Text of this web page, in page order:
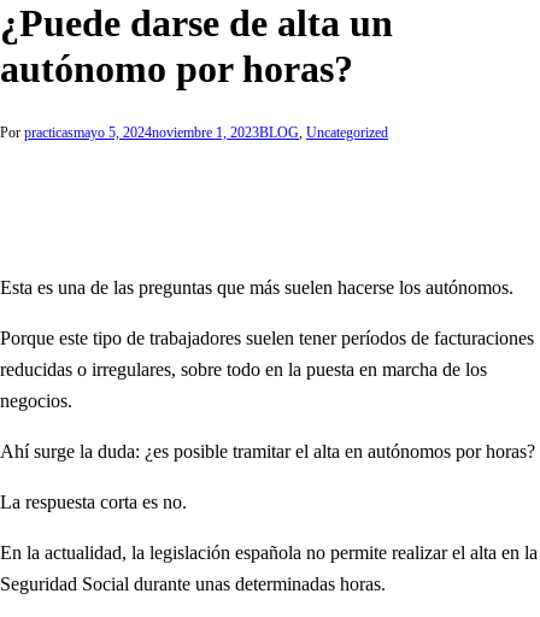
¿Puede darse de alta un
autónomo por horas?
Por practicasmayo 5, 2024noviembre 1, 2023BLOG, Uncategorized
Esta es una de las preguntas que más suelen hacerse los autónomos.
Porque este tipo de trabajadores suelen tener períodos de facturaciones
reducidas o irregulares, sobre todo en la puesta en marcha de los
negocios.
Ahí surge la duda: ¿es posible tramitar el alta en autónomos por horas?
La respuesta corta es no.
En la actualidad, la legislación española no permite realizar el alta en la
Seguridad Social durante unas determinadas horas.